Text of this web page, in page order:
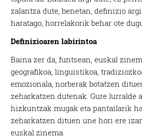
zalantza dute, benetan, definizio argi
haratago, horrelakorik behar ote
Definizioaren labirintoa
Baina zer da, funtsean, euskal
geografikoa, linguistikoa,
emozionala, norberak botatzen
zeharkatzen dutenak. Gure lurralde
hizkuntzak mugak eta pantailarik
zeharkatzen dituen une hori ere
euskal zinema.